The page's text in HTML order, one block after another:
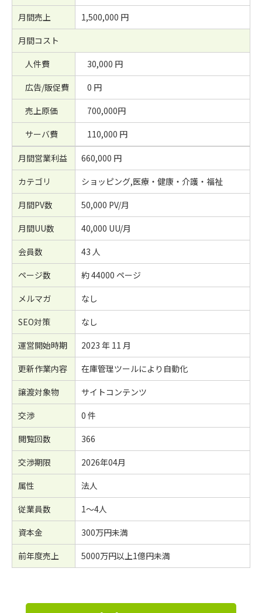
月間売上
1,500,000 円
月間コスト
人件費
30,000 円
広告/販促費
0 円
売上原価
700,000円
サーバ費
110,000 円
月間営業利益
660,000 円
カテゴリ
ショッピング,医療・健康・介護・福祉
月間PV数
50,000 PV/月
月間UU数
40,000 UU/月
会員数
43 人
ページ数
約 44000 ページ
メルマガ
なし
SEO対策
なし
運営開始時期
2023 年 11 月
更新作業内容
在庫管理ツールにより自動化
譲渡対象物
サイトコンテンツ
交渉
0 件
閲覧回数
366
交渉期限
2026年04月
属性
法人
従業員数
1～4人
資本金
300万円未満
前年度売上
5000万円以上1億円未満